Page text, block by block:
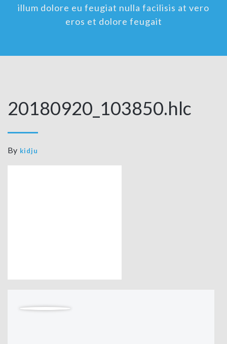
illum dolore eu feugiat nulla facilisis at vero
eros et dolore feugait
20180920_103850.hlc
By kidju